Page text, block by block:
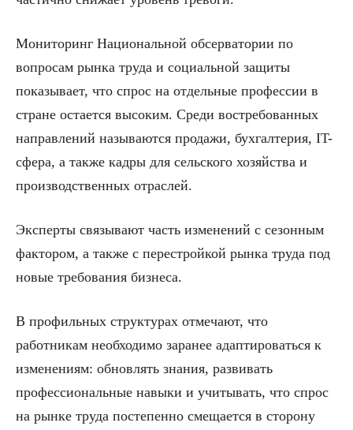
Мониторинг Национальной обсерватории по
вопросам рынка труда и социальной защиты
показывает, что спрос на отдельные профессии в
стране остается высоким. Среди востребованных
направлений называются продажи, бухгалтерия, IT-
сфера, а также кадры для сельского хозяйства и
производственных отраслей.
Эксперты связывают часть изменений с сезонным
фактором, а также с перестройкой рынка труда под
новые требования бизнеса.
В профильных структурах отмечают, что
работникам необходимо заранее адаптироваться к
изменениям: обновлять знания, развивать
профессиональные навыки и учитывать, что спрос
на рынке труда постепенно смещается в сторону